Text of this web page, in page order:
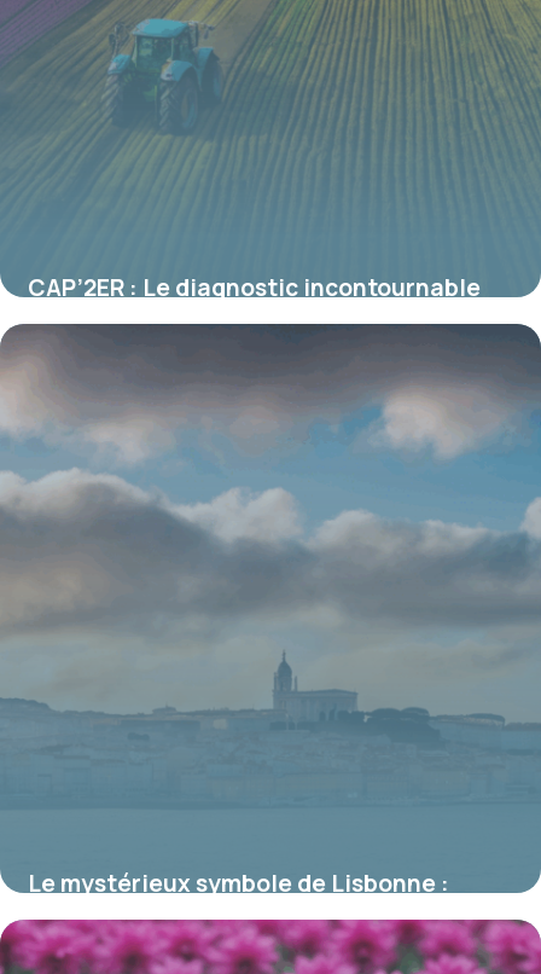
CAP’2ER : Le diagnostic incontournable
pour piloter la transition agroécologique
des exploitations
Le mystérieux symbole de Lisbonne :
corbeaux et navire, l’emblème fascinant
de la capitale portugaise